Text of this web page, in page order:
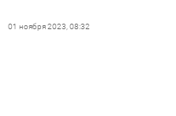
01 ноября 2023, 08:32